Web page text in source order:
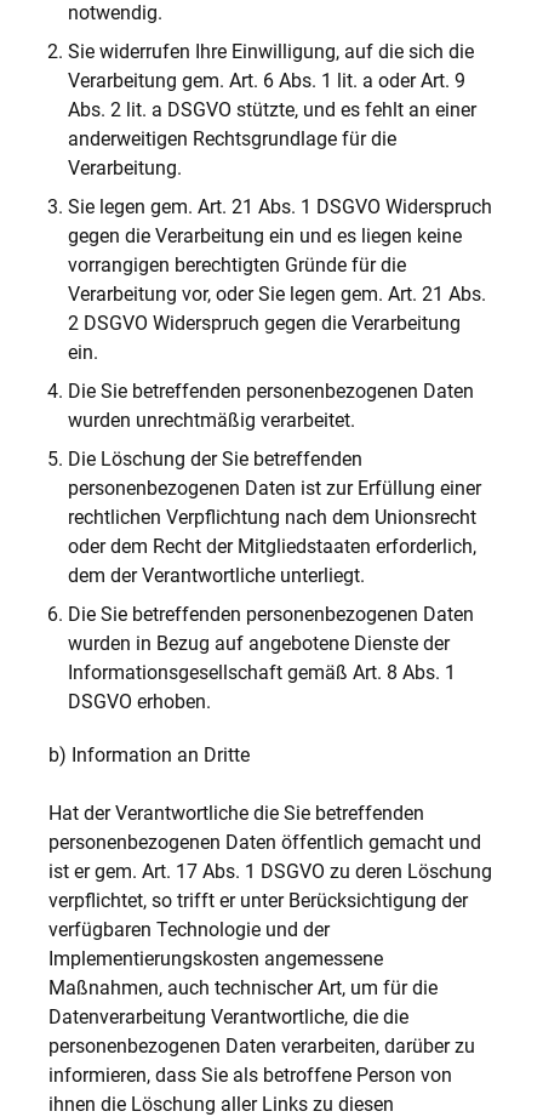
notwendig.
Sie widerrufen Ihre Einwilligung, auf die sich die
Verarbeitung gem. Art. 6 Abs. 1 lit. a oder Art. 9
Abs. 2 lit. a DSGVO stützte, und es fehlt an einer
anderweitigen Rechtsgrundlage für die
Verarbeitung.
Sie legen gem. Art. 21 Abs. 1 DSGVO Widerspruch
gegen die Verarbeitung ein und es liegen keine
vorrangigen berechtigten Gründe für die
Verarbeitung vor, oder Sie legen gem. Art. 21 Abs.
2 DSGVO Widerspruch gegen die Verarbeitung
ein.
Die Sie betreffenden personenbezogenen Daten
wurden unrechtmäßig verarbeitet.
Die Löschung der Sie betreffenden
personenbezogenen Daten ist zur Erfüllung einer
rechtlichen Verpflichtung nach dem Unionsrecht
oder dem Recht der Mitgliedstaaten erforderlich,
dem der Verantwortliche unterliegt.
Die Sie betreffenden personenbezogenen Daten
wurden in Bezug auf angebotene Dienste der
Informationsgesellschaft gemäß Art. 8 Abs. 1
DSGVO erhoben.
b) Information an Dritte
Hat der Verantwortliche die Sie betreffenden
personenbezogenen Daten öffentlich gemacht und
ist er gem. Art. 17 Abs. 1 DSGVO zu deren Löschung
verpflichtet, so trifft er unter Berücksichtigung der
verfügbaren Technologie und der
Implementierungskosten angemessene
Maßnahmen, auch technischer Art, um für die
Datenverarbeitung Verantwortliche, die die
personenbezogenen Daten verarbeiten, darüber zu
informieren, dass Sie als betroffene Person von
ihnen die Löschung aller Links zu diesen